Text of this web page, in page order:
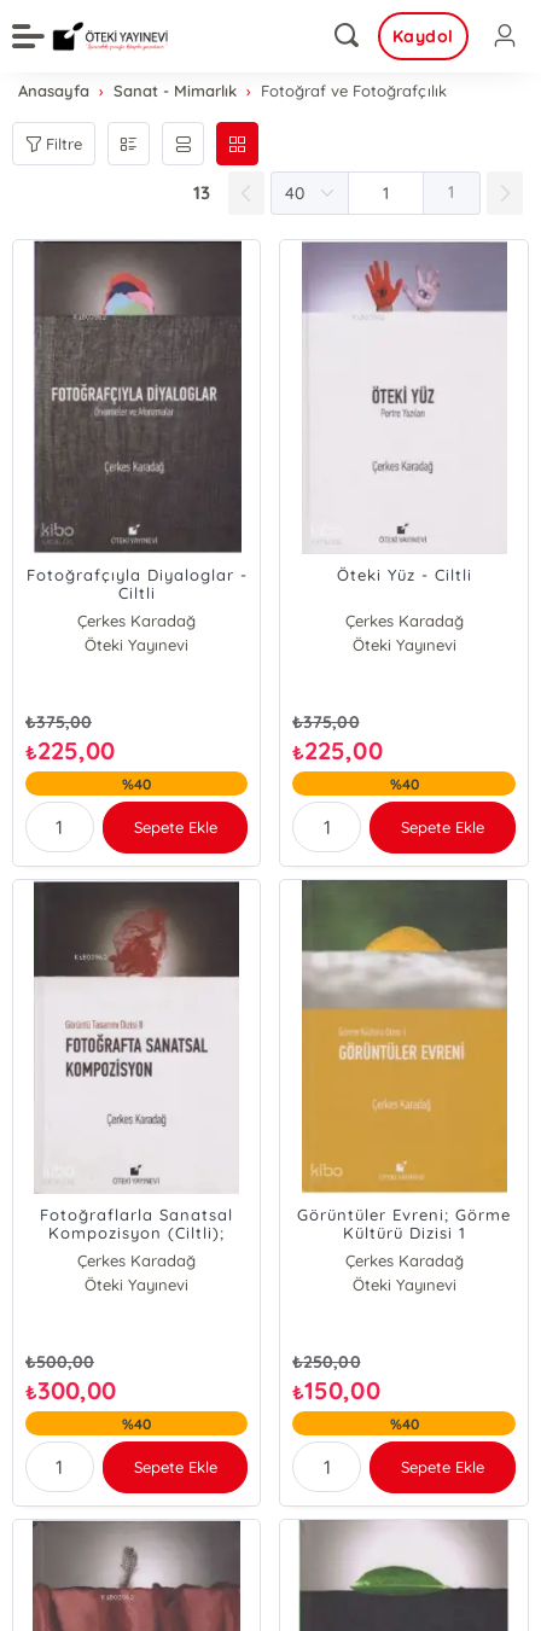
Kaydol
Anasayfa Sanat - Mimarlık Fotoğraf ve Fotoğrafçılık
Filtre
13 1
Fotoğrafçıyla Diyaloglar -
Ciltli
Çerkes Karadağ
Öteki Yayınevi
₺375,00
₺225,00
%40
Sepete Ekle
Öteki Yüz - Ciltli
Çerkes Karadağ
Öteki Yayınevi
₺375,00
₺225,00
%40
Sepete Ekle
Fotoğraflarla Sanatsal
Kompozisyon (Ciltli);
Görüntü Tasarımı Dizisi 2
Çerkes Karadağ
Öteki Yayınevi
₺500,00
₺300,00
%40
Sepete Ekle
Görüntüler Evreni; Görme
Kültürü Dizisi 1
Çerkes Karadağ
Öteki Yayınevi
₺250,00
₺150,00
%40
Sepete Ekle